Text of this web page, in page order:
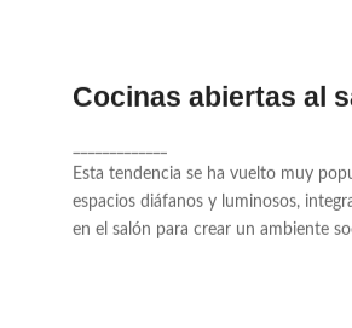
Cocinas abiertas al
Esta tendencia se ha vuelto muy
espacios diáfanos y luminosos,
en el salón para crear un ambiente
Creamos espacios diáfanos y
integrando la cocina en el salón
un ambiente social y